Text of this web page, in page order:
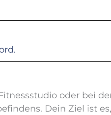
oder bei
Dein Ziel ist